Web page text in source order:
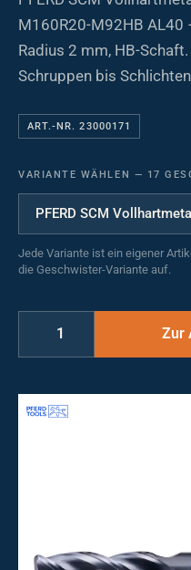
M160R20-M92HB AL40
Radius 2 mm, HB-
Schruppen bis
ART.-NR. 23000171
VARIANTE WÄHLEN — 17
Jede Variante ist ein eigener
die Geschwister-Variante auf.